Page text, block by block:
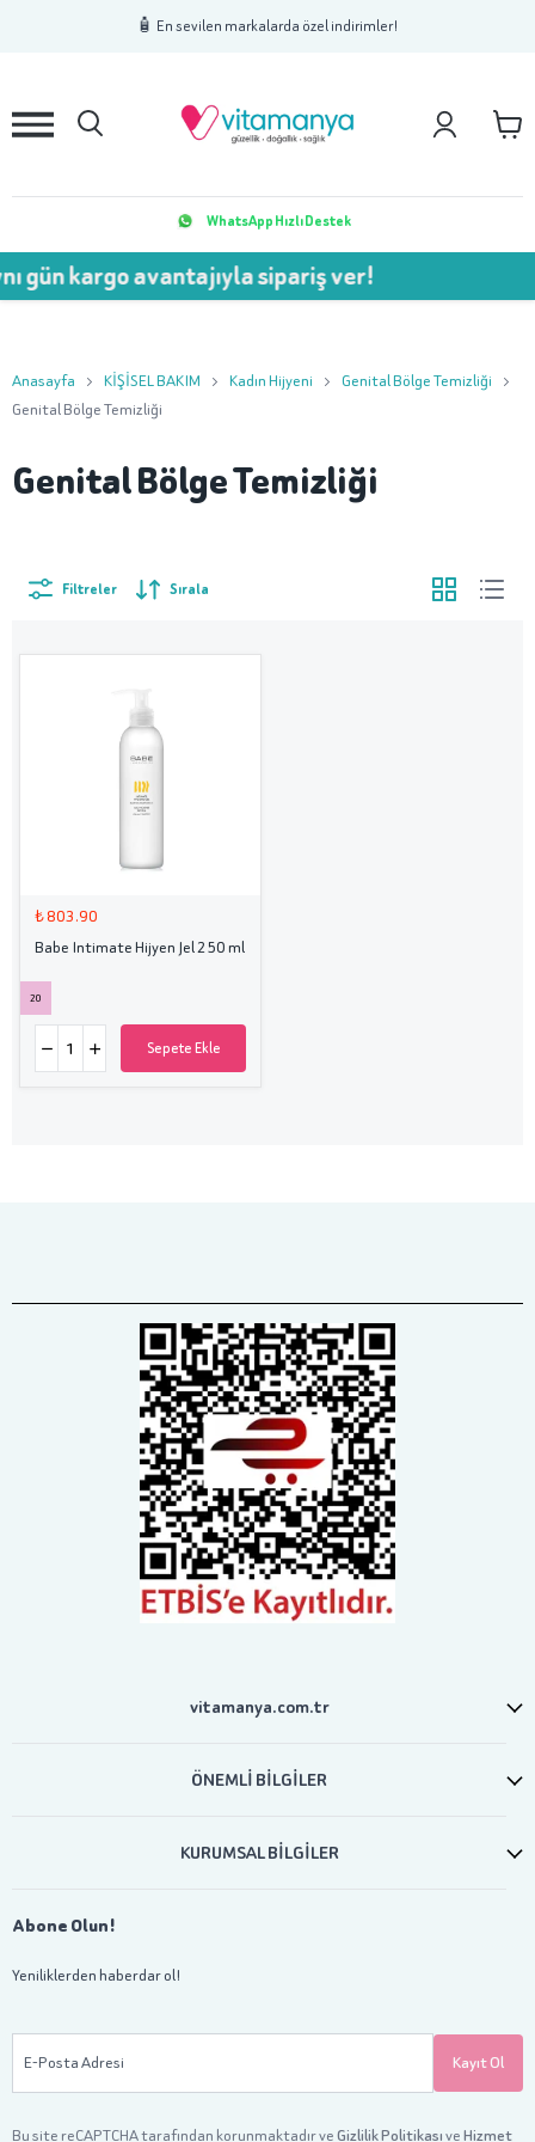
🧴 En sevilen markalarda özel indirimler!
2 3
WhatsApp Hızlı Destek
gün kargo avantajıyla sipariş ver!
Anasayfa KİŞİSEL BAKIM Kadın Hijyeni
Genital Bölge Temizliği
Genital Bölge Temizliği
Genital Bölge Temizliği
Filtreler Sırala
₺ 803.90
Babe Intimate Hijyen Jel 250 ml
20
Sepete Ekle
vitamanya.com.tr
ÖNEMLİ BİLGİLER
KURUMSAL BİLGİLER
Abone Olun!
Yeniliklerden haberdar ol!
E-Posta Adresi Kayıt Ol
Bu site reCAPTCHA tarafından korunmaktadır veGizlilik PolitikasıveHizmet